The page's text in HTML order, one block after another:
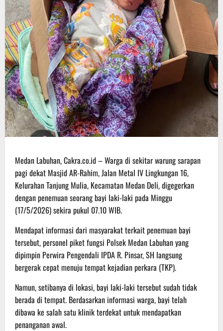
Medan Labuhan, Cakra.co.id – Warga di sekitar warung sarapan
pagi dekat Masjid AR-Rahim, Jalan Metal IV Lingkungan 16,
Kelurahan Tanjung Mulia, Kecamatan Medan Deli, digegerkan
dengan penemuan seorang bayi laki-laki pada Minggu
(17/5/2026) sekira pukul 07.10 WIB.
Mendapat informasi dari masyarakat terkait penemuan bayi
tersebut, personel piket fungsi Polsek Medan Labuhan yang
dipimpin Perwira Pengendali IPDA R. Pinsar, SH langsung
bergerak cepat menuju tempat kejadian perkara (TKP).
Namun, setibanya di lokasi, bayi laki-laki tersebut sudah tidak
berada di tempat. Berdasarkan informasi warga, bayi telah
dibawa ke salah satu klinik terdekat untuk mendapatkan
penanganan awal.